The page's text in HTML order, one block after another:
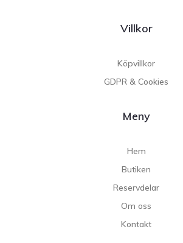
Villkor
Köpvillkor
GDPR & Cookies
Meny
Hem
Butiken
Reservdelar
Om oss
Kontakt